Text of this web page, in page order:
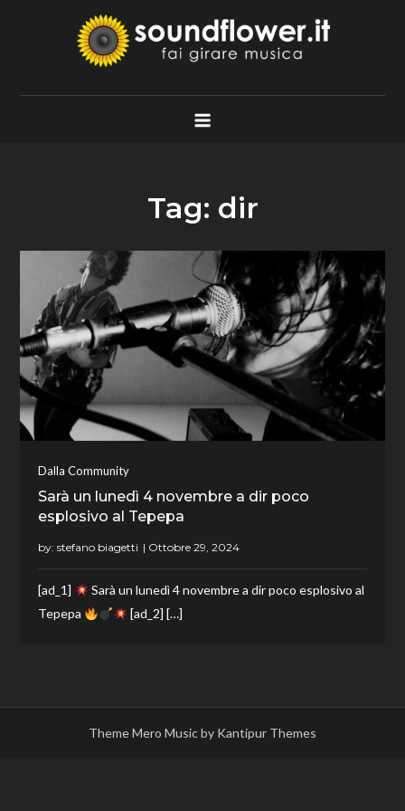
Soundflower.it
Fai Girare Musica
Tag: dir
Dalla Community
Sarà un lunedì 4 novembre a dir poco
esplosivo al Tepepa
by:stefano biagetti
[ad_1]
Sarà un lunedì 4 novembre a dir poco esplosivo al
Tepepa
[ad_2] […]
Theme Mero Music by Kantipur Themes